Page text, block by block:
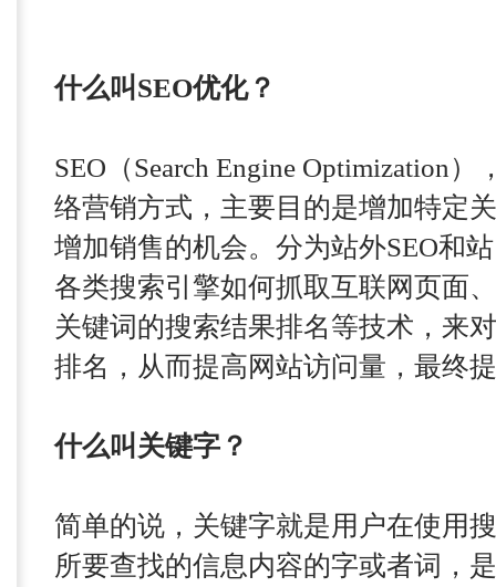
什么叫SEO优化？
SEO（Search Engine Optimization
络营销方式，主要目的是增加特定
增加销售的机会。分为站外SEO和
各类搜索引擎如何抓取互联网页面
关键词的搜索结果排名等技术，来
排名，从而提高网站访问量，最终
什么叫关键字？
简单的说，关键字就是用户在使用
所要查找的信息内容的字或者词，